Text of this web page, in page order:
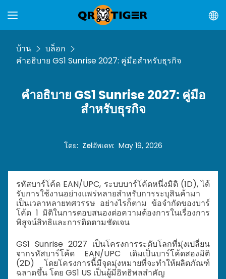
บ้าน
บล็อก
คำอธิบาย GS1 Sunrise 2027: คู่มือสำหรับธุรกิจ
คำอธิบาย GS1 Sunrise 2027: คู่มือ
สำหรับธุรกิจ
โดย: Zelอัพเดท: May 19, 2026
รหัสบาร์โค้ด EAN/UPC, ระบบบาร์โค้ดหนึ่งมิติ (1D), ได้
รับการใช้งานอย่างแพร่หลายสำหรับการระบุสินค้ามา
เป็นเวลาหลายทศวรรษ อย่างไรก็ตาม ข้อจำกัดของบาร์
โค้ด 1 มิติในการตอบสนองต่อความต้องการในเรื่องการ
พิสูจน์สิทธิและการติดตามชัดเจน
GS1 Sunrise 2027 เป็นโครงการระดับโลกที่มุ่งเปลี่ยน
จากรหัสบาร์โค้ด EAN/UPC เดิมเป็นบาร์โค้ดสองมิติ
(2D) โดยโครงการนี้มีจุดมุ่งหมายที่จะทำให้ผลิตภัณฑ์
ฉลาดขึ้น โดย GS1 US เป็นผู้มีอิทธิพลสำคัญ